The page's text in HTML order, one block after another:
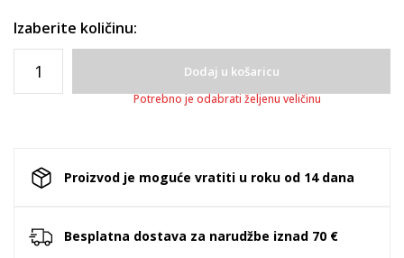
Izaberite količinu:
Dodaj u košaricu
Potrebno je odabrati željenu veličinu
Proizvod je moguće vratiti u roku od 14 dana
Besplatna dostava za narudžbe iznad 70 €